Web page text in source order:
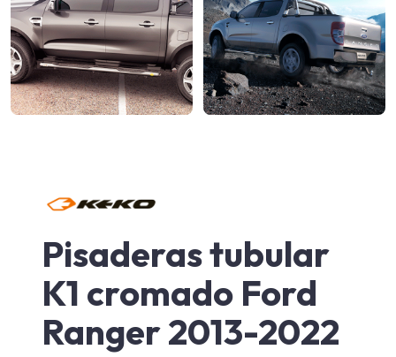
Pisaderas tubular
K1 cromado Ford
Ranger 2013-2022